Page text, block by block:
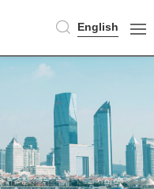
English